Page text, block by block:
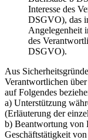
Interesse des
DSGVO), das
Angelegenheit
des
DSGVO).
Aus
Verantwortlichen
auf Folgendes
a) Unterstützung
(Erläuterung der
b) Beantwortung von
Geschäftstätigkeit